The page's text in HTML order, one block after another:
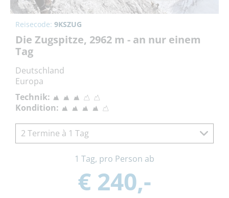
Reisecode: 9KSZUG
Die Zugspitze, 2962 m - an nur einem
Tag
Deutschland
Europa
Technik:
Kondition:
2 Termine à 1 Tag
1 Tag, pro Person ab
€ 240,-